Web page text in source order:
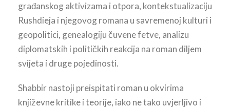
građanskog aktivizama i otpora, kontekstualizaciju
Rushdieja i njegovog romana u savremenoj kulturi i
geopolitici, genealogiju čuvene fetve, analizu
diplomatskih i političkih reakcija na roman diljem
svijeta i druge pojedinosti.
Shabbir nastoji preispitati roman u okvirima
književne kritike i teorije, iako ne tako uvjerljivo i